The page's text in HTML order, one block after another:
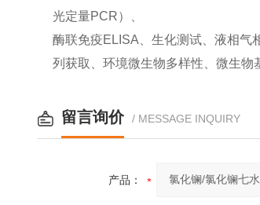
光定量PCR）、
酶联免疫ELISA、生化测试、液相气
列获取、环境微生物多样性、微生物
留言询价 / MESSAGE INQUIRY
产品：